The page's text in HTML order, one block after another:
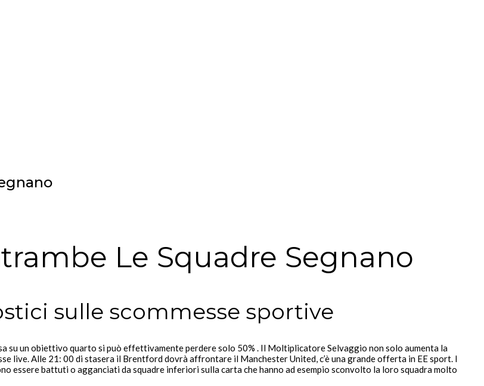
Le Squadre Segnano
sulle scommesse sportive
su un obiettivo quarto si può effettivamente perdere solo 50% . Il Moltiplicatore Selvaggio non solo aumenta la
live. Alle 21: 00 di stasera il Brentford dovrà affrontare il Manchester United, c’è una grande offerta in EE sport. I
essere battuti o agganciati da squadre inferiori sulla carta che hanno ad esempio sconvolto la loro squadra molto